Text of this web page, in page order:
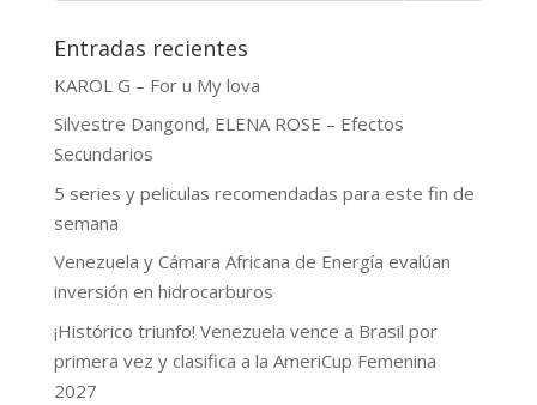
Entradas recientes
KAROL G – For u My lova
Silvestre Dangond, ELENA ROSE – Efectos
Secundarios
5 series y peliculas recomendadas para este fin de
semana
Venezuela y Cámara Africana de Energía evalúan
inversión en hidrocarburos
¡Histórico triunfo! Venezuela vence a Brasil por
primera vez y clasifica a la AmeriCup Femenina
2027